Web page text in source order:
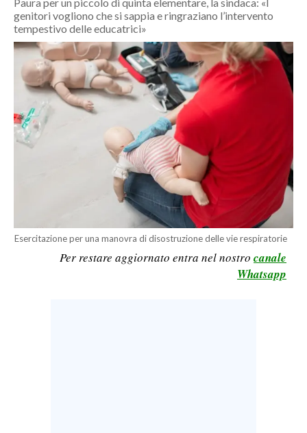
POLITICA
ECONOMIA
SERVIZI ALLE IMPRESE
LAVORO
BANDI
CALCIO
CALCIO REGIONALE
genitori vogliono che si sappia e ringraziano l’intervento
tempestivo delle educatrici»
Esercitazione per una manovra di disostruzione delle vie respiratorie
Per restare aggiornato entra nel nostro canale
Whatsapp